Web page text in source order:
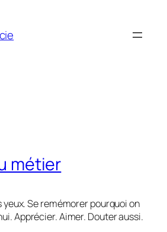
métier
yeux. Se remémorer pourquoi on
Apprécier. Aimer. Douter aussi.